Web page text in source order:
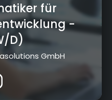
für
-
D)
GmbH